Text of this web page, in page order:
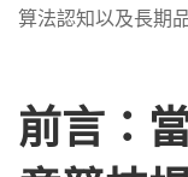
惡
算法認知以及長期
前言：